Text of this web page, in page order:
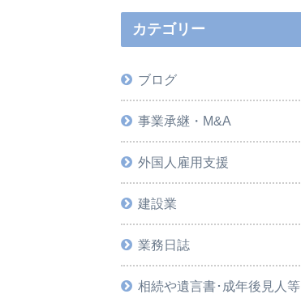
カテゴリー
ブログ
事業承継・M&A
外国人雇用支援
建設業
業務日誌
相続や遺言書･成年後見人等